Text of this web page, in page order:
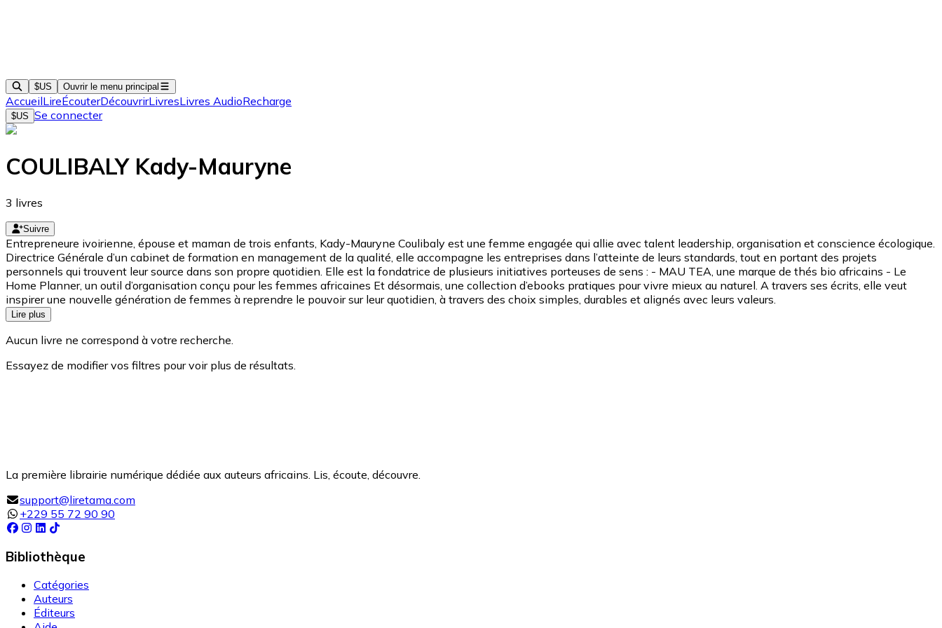
$US Ouvrir le menu principal
AccueilLireÉcouterDécouvrirLivresLivres AudioRecharge
$US Se connecter
COULIBALY Kady-Mauryne
3 livres
Suivre
Entrepreneure ivoirienne, épouse et maman de trois enfants, Kady-Mauryne Coulibaly est une femme engagée qui allie avec talent leadership, organisation et conscience écologique.
Directrice Générale d’un cabinet de formation en management de la qualité, elle accompagne les entreprises dans l’atteinte de leurs standards, tout en portant des projets
personnels qui trouvent leur source dans son propre quotidien. Elle est la fondatrice de plusieurs initiatives porteuses de sens : - MAU TEA, une marque de thés bio africains - Le
Home Planner, un outil d’organisation conçu pour les femmes africaines Et désormais, une collection d’ebooks pratiques pour vivre mieux au naturel. A travers ses écrits, elle veut
inspirer une nouvelle génération de femmes à reprendre le pouvoir sur leur quotidien, à travers des choix simples, durables et alignés avec leurs valeurs.
Lire plus
Aucun livre ne correspond à votre recherche.
Essayez de modifier vos filtres pour voir plus de résultats.
La première librairie numérique dédiée aux auteurs africains. Lis, écoute, découvre.
support@liretama.com
+229 55 72 90 90
Bibliothèque
Catégories
Auteurs
Éditeurs